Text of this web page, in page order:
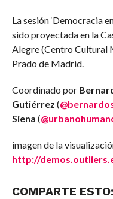
La sesión ‘Democracia
sido proyectada en la
Alegre (Centro Cultural
Prado de Madrid.
Coordinado por
Gutiérrez (
Siena (
imagen de la
http://
COMPARTE ESTO: